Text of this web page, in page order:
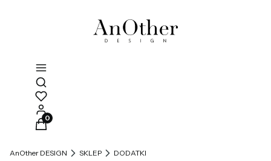
Otwórz wyszukiwarkę
Produkty w koszyku: 0. Zobacz szczegóły
AnOther DESIGN SKLEP DODATKI